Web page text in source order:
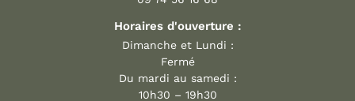
Horaires d'ouverture :
Dimanche et Lundi :
Fermé
Du mardi au samedi :
10h30 – 19h30